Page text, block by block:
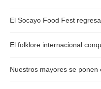
El Socayo Food Fest
El folklore internacional
Nuestros mayores se ponen